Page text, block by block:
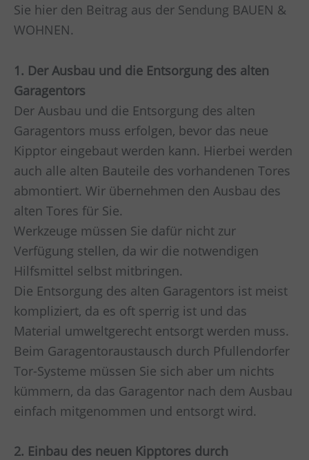
Sie hier den Beitrag aus der Sendung BAUEN &
WOHNEN.
1. Der Ausbau und die Entsorgung des alten
Garagentors
Der Ausbau und die Entsorgung des alten
Garagentors muss erfolgen, bevor das neue
Kipptor eingebaut werden kann. Hierbei werden
auch alle alten Bauteile des vorhandenen Tores
abmontiert. Wir übernehmen den Ausbau des
alten Tores für Sie.
Werkzeuge müssen Sie dafür nicht zur
Verfügung stellen, da wir die notwendigen
Hilfsmittel selbst mitbringen.
Die Entsorgung des alten Garagentors ist meist
kompliziert, da es oft sperrig ist und das
Material umweltgerecht entsorgt werden muss.
Beim Garagentoraustausch durch Pfullendorfer
Tor-Systeme müssen Sie sich aber um nichts
kümmern, da das Garagentor nach dem Ausbau
einfach mitgenommen und entsorgt wird.
2. Einbau des neuen Kipptores durch